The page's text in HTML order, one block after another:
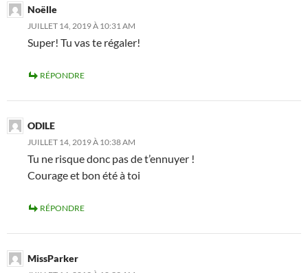
Noëlle
JUILLET 14, 2019 À 10:31 AM
Super! Tu vas te régaler!
RÉPONDRE
ODILE
JUILLET 14, 2019 À 10:38 AM
Tu ne risque donc pas de t’ennuyer !
Courage et bon été à toi
RÉPONDRE
MissParker